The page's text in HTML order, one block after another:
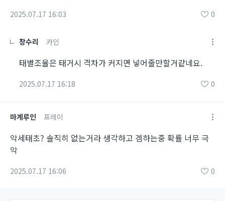
2025.07.17 16:03 0
창수리 카인
태별조율은 태거시 격차가 커지면 넣어줄만할거같네요.
2025.07.17 16:18 0
마계루인 프레이
악세태초? 솔직히 없는거라 생각하고 겜하는중 확률 너무 극
악
2025.07.17 16:06 0